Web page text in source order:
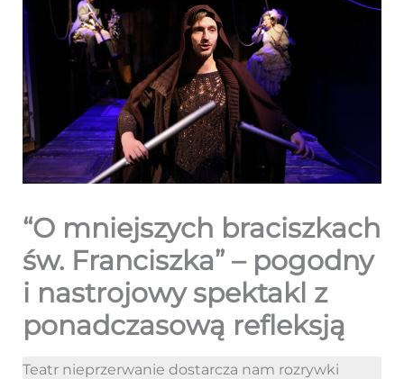
“O mniejszych braciszkach
św. Franciszka” – pogodny
i nastrojowy spektakl z
ponadczasową refleksją
Teatr nieprzerwanie dostarcza nam rozrywki